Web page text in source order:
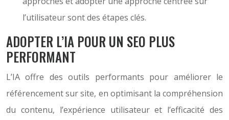
l’utilisateur sont des étapes clés.
ADOPTER L’IA POUR UN SEO PLUS
PERFORMANT
L’IA offre des outils performants pour améliorer le
référencement sur site, en optimisant la compréhension
du contenu, l’expérience utilisateur et l’efficacité des